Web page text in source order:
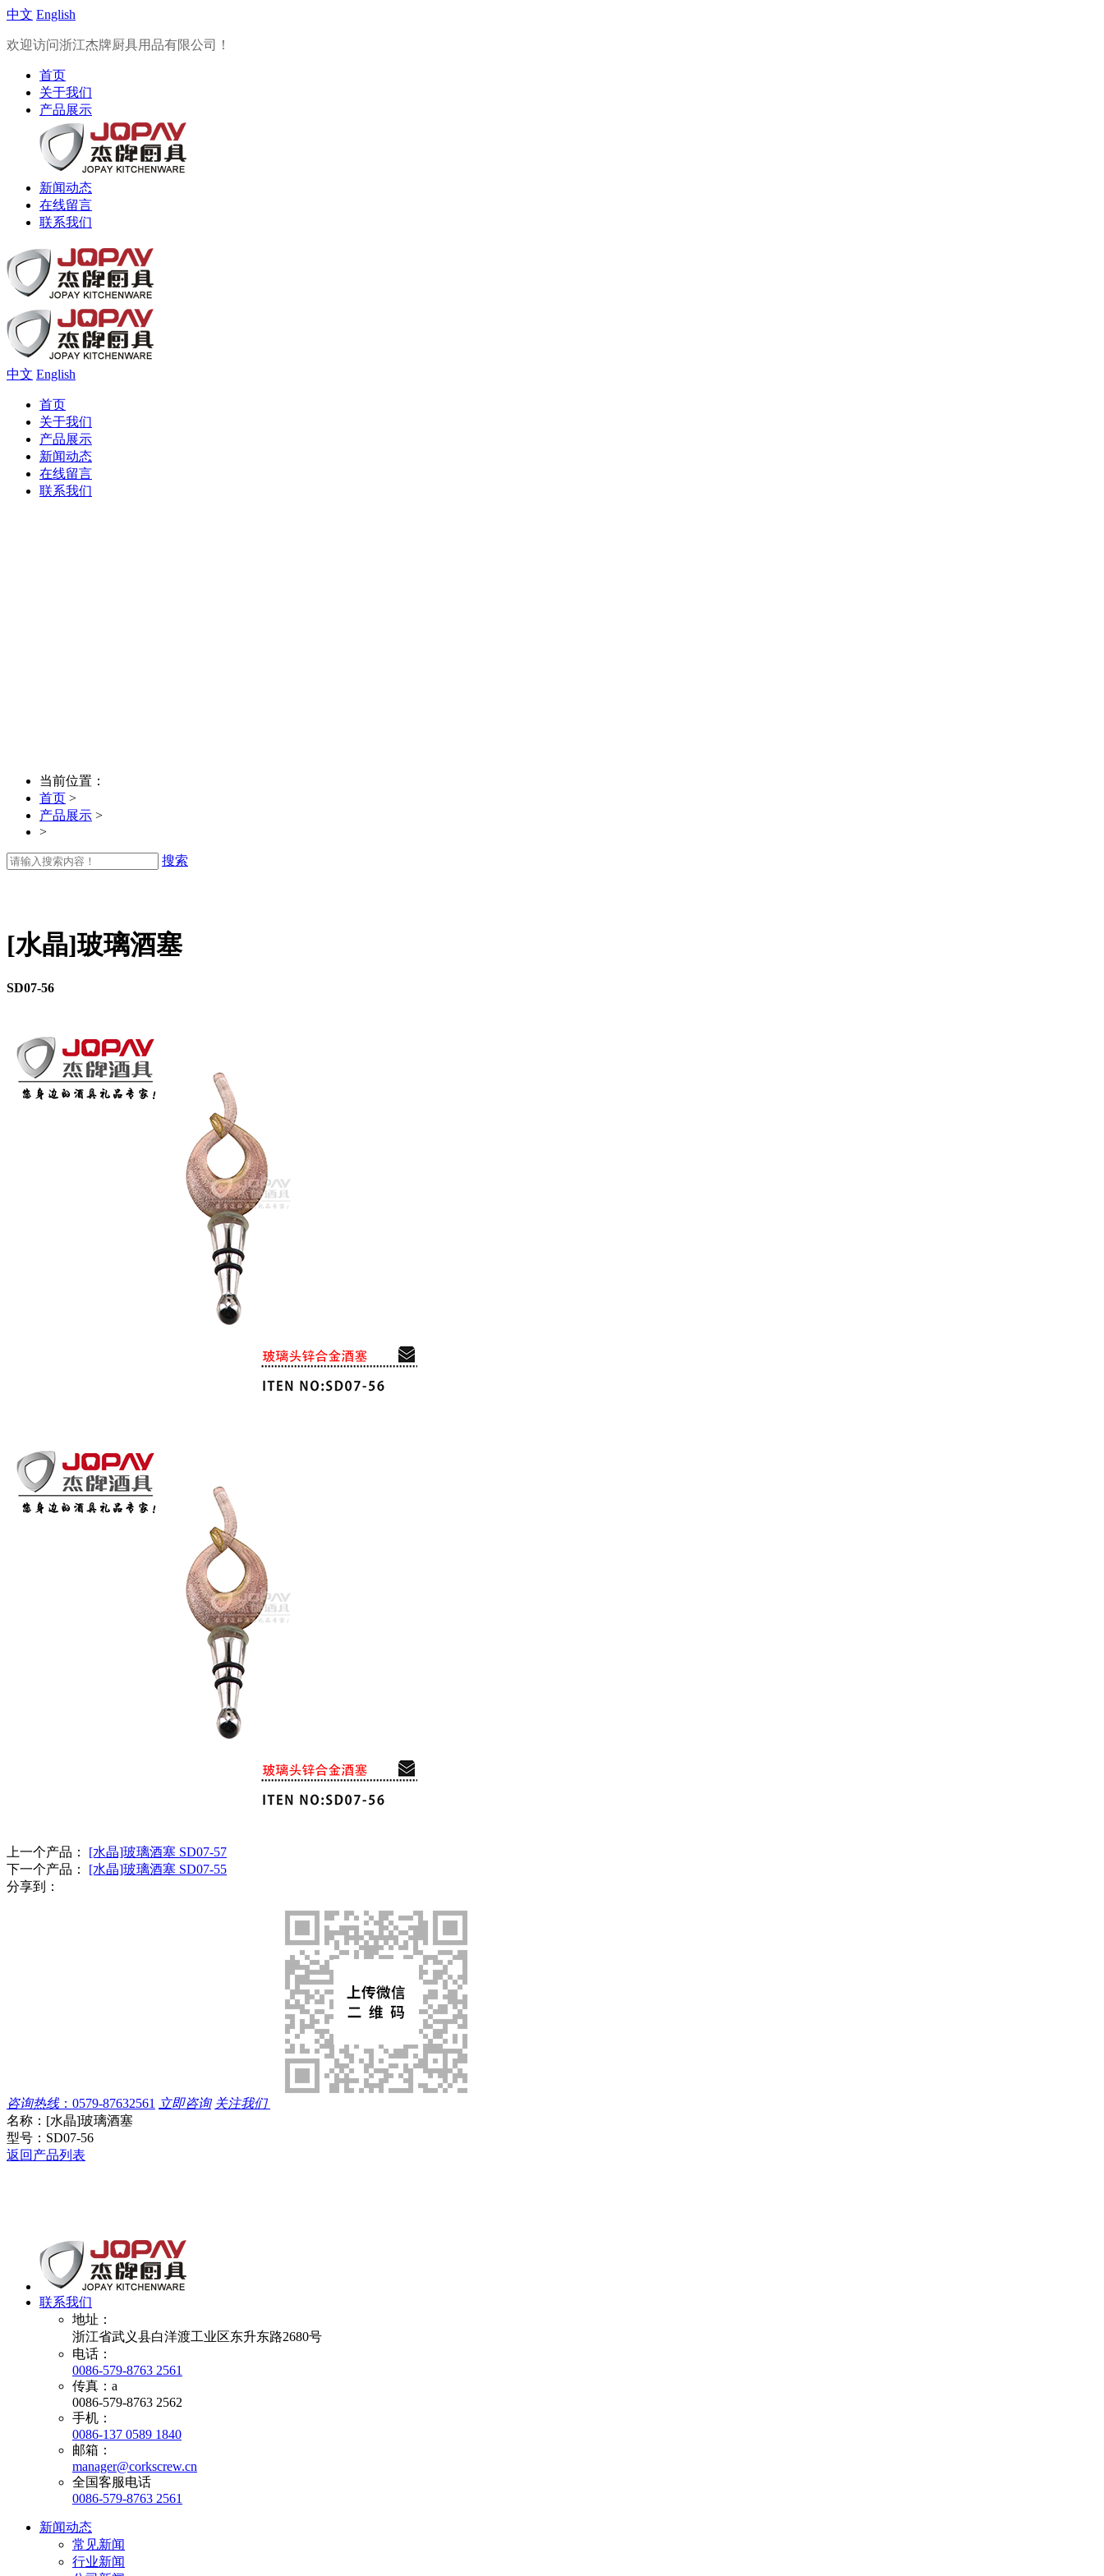
中文 English
欢迎访问浙江杰牌厨具用品有限公司！
首页
关于我们
产品展示
新闻动态
在线留言
联系我们
中文 English
首页
关于我们
产品展示
新闻动态
在线留言
联系我们
当前位置：
首页 >
产品展示 >
>
搜索
[水晶]玻璃酒塞
SD07-56
上一个产品： [水晶]玻璃酒塞 SD07-57
下一个产品： [水晶]玻璃酒塞 SD07-55
分享到：
咨询热线： 0579-87632561 立即咨询 关注我们
名称： [水晶]玻璃酒塞
型号： SD07-56
返回产品列表
联系我们
地址：
浙江省武义县白洋渡工业区东升东路2680号
电话：
0086-579-8763 2561
传真：a
0086-579-8763 2562
手机：
0086-137 0589 1840
邮箱：
manager@corkscrew.cn
全国客服电话
0086-579-8763 2561
新闻动态
常见新闻
行业新闻